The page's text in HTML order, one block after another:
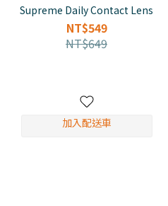
Supreme Daily Contact Lens
NT$549
NT$649
加入配送車